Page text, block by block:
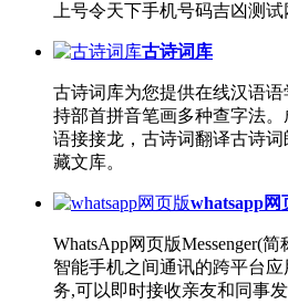
上号令天下手机号码吉凶测试
古诗词库
古诗词库为您提供在线汉语
持部首拼音笔画多种查字法
语接接龙，古诗词翻译古诗
藏文库。
whatsapp网
WhatsApp网页版Messenger(
智能手机之间通讯的跨平台
务,可以即时接收亲友和同事